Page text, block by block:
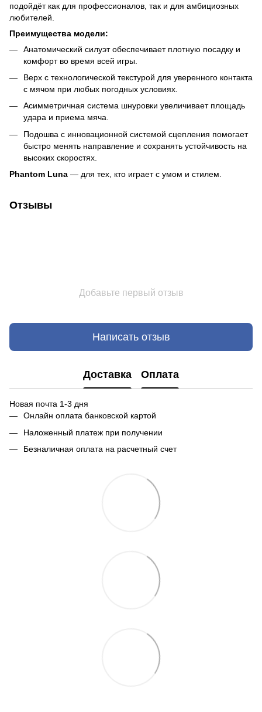
подойдёт как для профессионалов, так и для амбициозных
любителей.
Преимущества модели:
Анатомический силуэт обеспечивает плотную посадку и
комфорт во время всей игры.
Верх с технологической текстурой для уверенного контакта
с мячом при любых погодных условиях.
Асимметричная система шнуровки увеличивает площадь
удара и приема мяча.
Подошва с инновационной системой сцепления помогает
быстро менять направление и сохранять устойчивость на
высоких скоростях.
Phantom Luna — для тех, кто играет с умом и стилем.
Отзывы
Добавьте первый отзыв
Написать отзыв
Доставка Оплата
Новая почта 1-3 дня
Онлайн оплата банковской картой
Наложенный платеж при получении
Безналичная оплата на расчетный счет